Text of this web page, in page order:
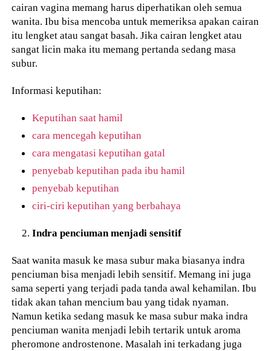
cairan vagina memang harus diperhatikan oleh semua
wanita. Ibu bisa mencoba untuk memeriksa apakan cairan
itu lengket atau sangat basah. Jika cairan lengket atau
sangat licin maka itu memang pertanda sedang masa
subur.
Informasi keputihan:
Keputihan saat hamil
cara mencegah keputihan
cara mengatasi keputihan gatal
penyebab keputihan pada ibu hamil
penyebab keputihan
ciri-ciri keputihan yang berbahaya
Indra penciuman menjadi sensitif
Saat wanita masuk ke masa subur maka biasanya indra
penciuman bisa menjadi lebih sensitif. Memang ini juga
sama seperti yang terjadi pada tanda awal kehamilan. Ibu
tidak akan tahan mencium bau yang tidak nyaman.
Namun ketika sedang masuk ke masa subur maka indra
penciuman wanita menjadi lebih tertarik untuk aroma
pheromone androstenone. Masalah ini terkadang juga